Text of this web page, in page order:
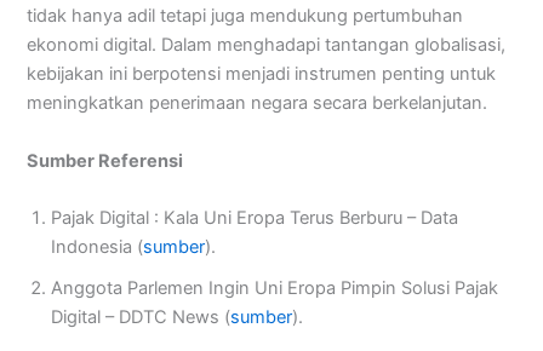
tidak hanya adil tetapi juga mendukung pertumbuhan
ekonomi digital. Dalam menghadapi tantangan globalisasi,
kebijakan ini berpotensi menjadi instrumen penting untuk
meningkatkan penerimaan negara secara berkelanjutan.
Sumber Referensi
Pajak Digital : Kala Uni Eropa Terus Berburu – Data
Indonesia (sumber).
Anggota Parlemen Ingin Uni Eropa Pimpin Solusi Pajak
Digital – DDTC News (sumber).